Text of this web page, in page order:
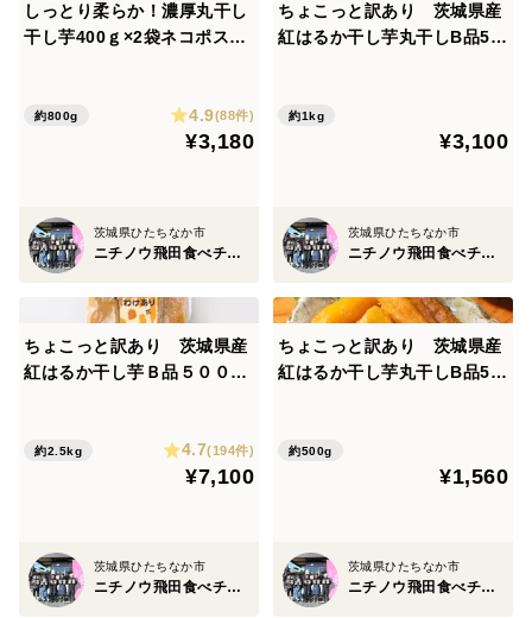
しっとり柔らか！濃厚丸干し
干し芋400ｇ×2袋ネコポス
約800g 4.9(88件)
¥3,180
茨城県ひたちなか市
ニチノウ飛田食べチョク店
ちょこっと訳あり 茨城県産
紅はるか干し芋丸干しB品50
約1kg
¥3,100
茨城県ひたちなか市
ニチノウ飛田食べチョク店
ちょこっと訳あり 茨城県産
紅はるか干し芋Ｂ品５００g×
約2.5kg 4.7(194件)
¥7,100
茨城県ひたちなか市
ニチノウ飛田食べチョク店
ちょこっと訳あり 茨城県産
紅はるか干し芋丸干しB品50
約500g
¥1,560
茨城県ひたちなか市
ニチノウ飛田食べチョク店